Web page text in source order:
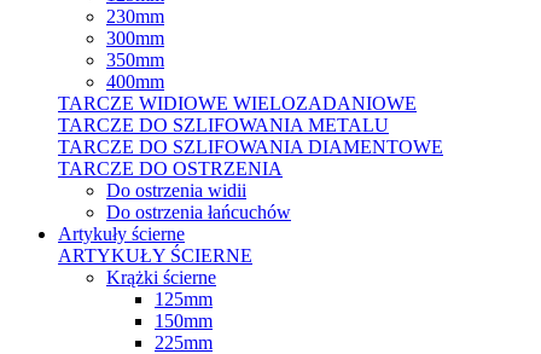
230mm
300mm
350mm
400mm
TARCZE WIDIOWE WIELOZADANIOWE
TARCZE DO SZLIFOWANIA METALU
TARCZE DO SZLIFOWANIA DIAMENTOWE
TARCZE DO OSTRZENIA
Do ostrzenia widii
Do ostrzenia łańcuchów
Artykuły ścierne
ARTYKUŁY ŚCIERNE
Krążki ścierne
125mm
150mm
225mm